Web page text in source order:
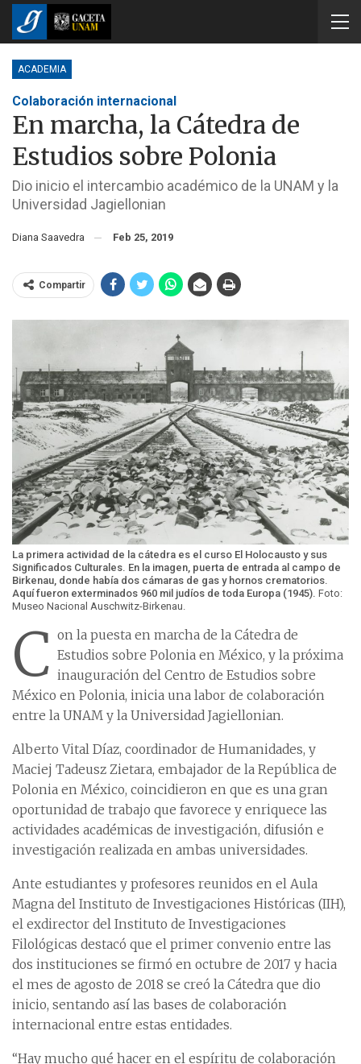
ACADEMIA
Colaboración internacional
En marcha, la Cátedra de
Estudios sobre Polonia
Dio inicio el intercambio académico de la UNAM y la
Universidad Jagiellonian
Diana Saavedra Feb 25, 2019
Compartir
La primera actividad de la cátedra es el curso El Holocausto y sus
Significados Culturales. En la imagen, puerta de entrada al campo de
Birkenau, donde había dos cámaras de gas y hornos crematorios.
Aquí fueron exterminados 960 mil judíos de toda Europa (1945). Foto:
Museo Nacional Auschwitz-Birkenau.
C on la puesta en marcha de la Cátedra de
Estudios sobre Polonia en México, y la próxima
inauguración del Centro de Estudios sobre
México en Polonia, inicia una labor de colaboración
entre la UNAM y la Universidad Jagiellonian.
Alberto Vital Díaz, coordinador de Humanidades, y
Maciej Tadeusz Zietara, embajador de la República de
Polonia en México, coincidieron en que es una gran
oportunidad de trabajo que favorece y enriquece las
actividades académicas de investigación, difusión e
investigación realizada en ambas universidades.
Ante estudiantes y profesores reunidos en el Aula
Magna del Instituto de Investigaciones Históricas (IIH),
el exdirector del Instituto de Investigaciones
Filológicas destacó que el primer convenio entre las
dos instituciones se firmó en octubre de 2017 y hacia
el mes de agosto de 2018 se creó la Cátedra que dio
inicio, sentando así las bases de colaboración
internacional entre estas entidades.
“Hay mucho qué hacer en el espíritu de colaboración